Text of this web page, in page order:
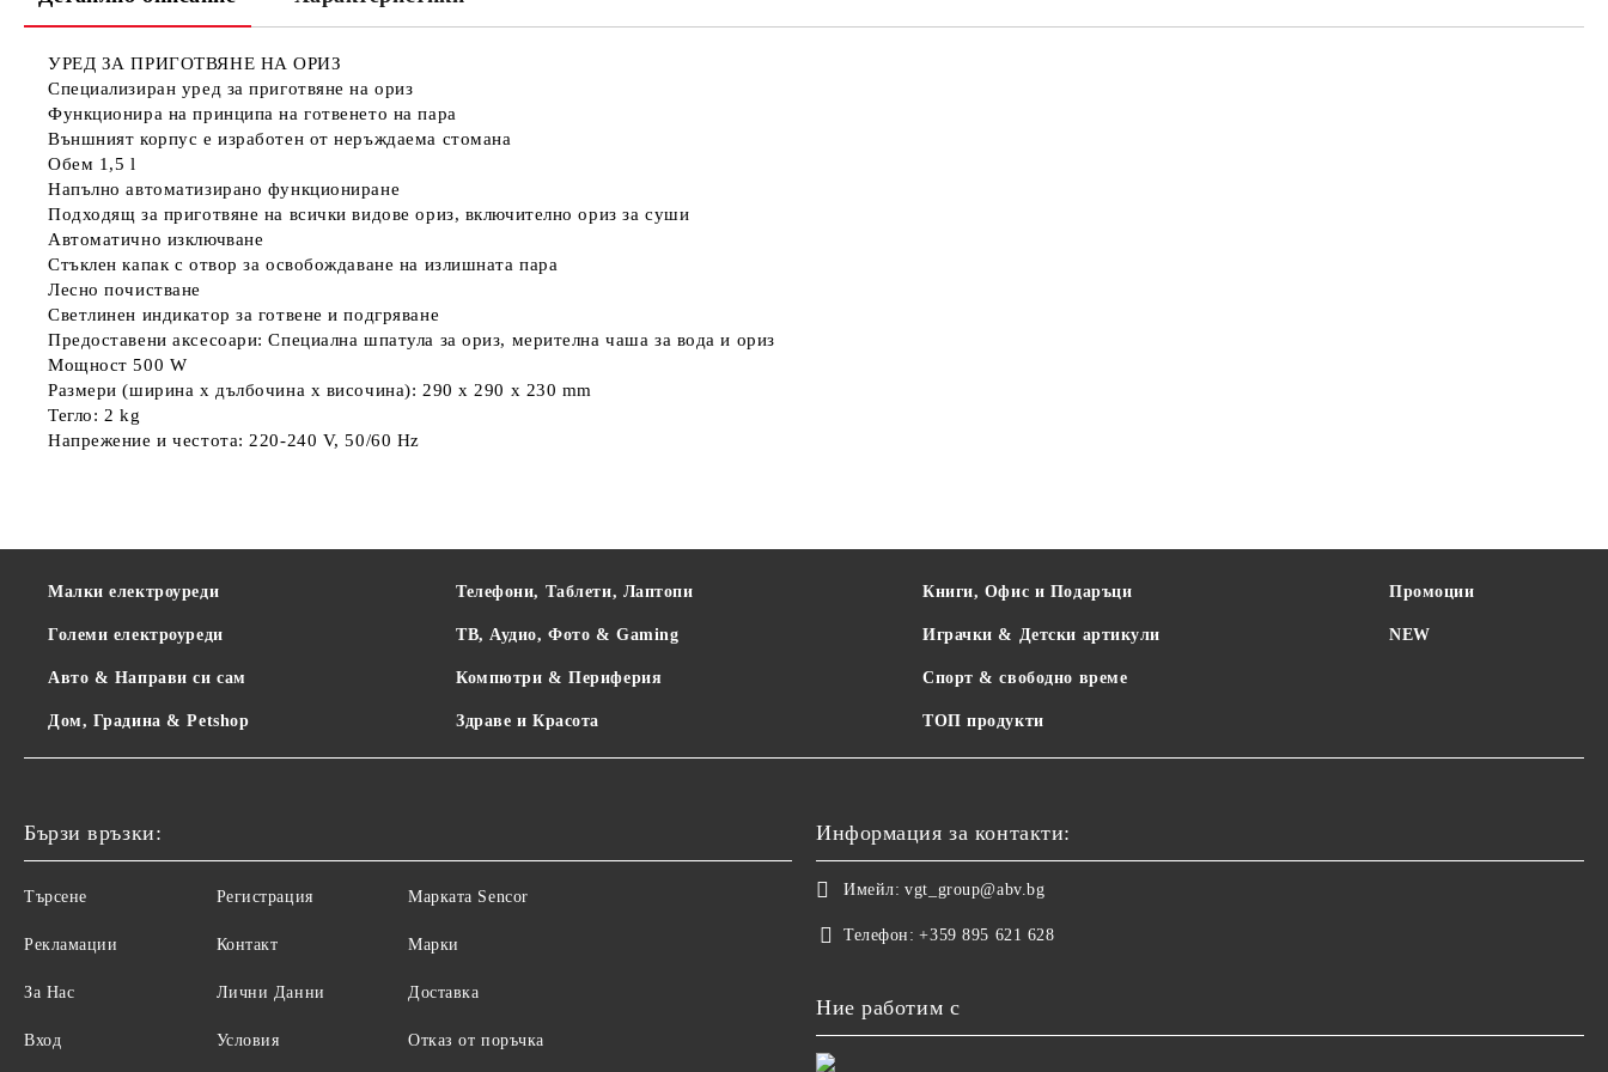
УРЕД ЗА ПРИГОТВЯНЕ НА ОРИЗ
Специализиран уред за приготвяне на ориз
Функционира на принципа на готвенето на пара
Външният корпус е изработен от неръждаема стомана
Обем 1,5 l
Напълно автоматизирано функциониране
Подходящ за приготвяне на всички видове ориз, включително ориз за суши
Автоматично изключване
Стъклен капак с отвор за освобождаване на излишната пара
Лесно почистване
Светлинен индикатор за готвене и подгряване
Предоставени аксесоари: Специална шпатула за ориз, мерителна чаша за вода и ориз
Мощност 500 W
Размери (ширина х дълбочина х височина): 290 x 290 x 230 mm
Тегло: 2 kg
Напрежение и честота: 220-240 V, 50/60 Hz
Малки електроуреди
Големи електроуреди
Авто & Направи си сам
Дом, Градина & Petshop
Телефони, Таблети, Лаптопи
ТВ, Аудио, Фото & Gaming
Компютри & Периферия
Здраве и Красота
Книги, Офис и Подаръци
Играчки & Детски артикули
Спорт & свободно време
ТОП продукти
Промоции
NEW
Бързи връзки:
Търсене
Рекламации
За Нас
Вход
Регистрация
Контакт
Лични Данни
Условия
Maрката Sencor
Марки
Доставка
Отказ от поръчка
Информация за контакти:
Имейл: vgt_group@abv.bg
Телефон: +359 895 621 628
Ние работим с